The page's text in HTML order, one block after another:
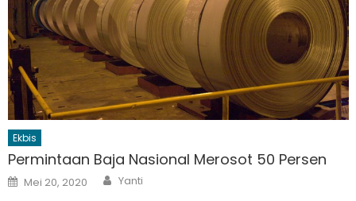
Ekbis
Permintaan Baja Nasional Merosot 50 Persen
Posted
on
Mei 20, 2020 Author
Yanti